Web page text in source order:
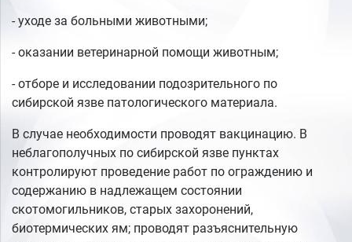
- уходе за больными животными;
- оказании ветеринарной помощи животным;
- отборе и исследовании подозрительного по
сибирской язве патологического материала.
В случае необходимости проводят вакцинацию. В
неблагополучных по сибирской язве пунктах
контролируют проведение работ по ограждению и
содержанию в надлежащем состоянии
скотомогильников, старых захоронений,
биотермических ям; проводят разъяснительную